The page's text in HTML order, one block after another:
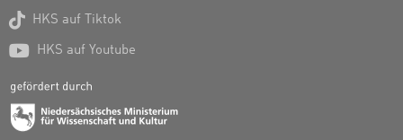
 HKS auf Tiktok
 HKS auf Youtube